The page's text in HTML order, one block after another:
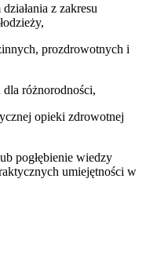
z zakresu
prozdrowotnych i
różnorodności,
opieki zdrowotnej
pogłębienie wiedzy
umiejętności w